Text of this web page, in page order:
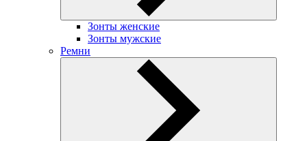
Зонты женские
Зонты мужские
Ремни